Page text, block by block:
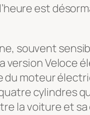
est
souvent
version Veloce
moteur
cylindres
la voiture et